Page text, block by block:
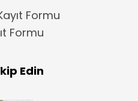
Formu
Formu
Edin